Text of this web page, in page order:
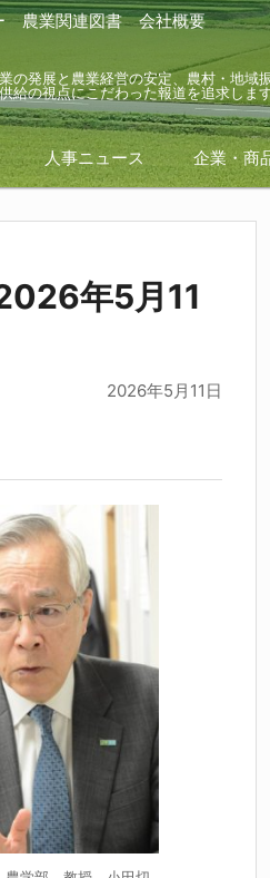
農業関連図書 会社概要
の発展と農業経営の安定、農村・地域
給の視点にこだわった報道を追求します
人事ニュース 企業・商
年5月11
2026年5月11日